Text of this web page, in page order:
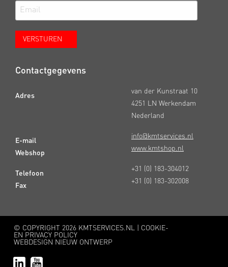
Contactgegevens
Adres
E-mail
Webshop
Telefoon
Fax
van der Kunstraat 10
4251 LN Werkendam
Nederland
info@kmtservices.nl
www.kmtshop.nl
+31 (0) 183-304012
+31 (0) 183-302008
© COPYRIGHT 2026 KMTSERVICES.NL | COOKIE-
EN PRIVACY POLICY
WEBDESIGN NIEUW ONTWERP